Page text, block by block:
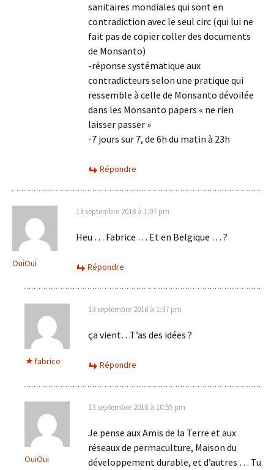
sanitaires mondiales qui sont en
contradiction avec le seul circ (qui lui ne
fait pas de copier coller des documents
de Monsanto)
-réponse systématique aux
contradicteurs selon une pratique qui
ressemble à celle de Monsanto dévoilée
dans les Monsanto papers « ne rien
laisser passer »
-7 jours sur 7, de 6h du matin à 23h
Répondre
OuiOui
13 septembre 2018 à 1:07 pm
Heu … Fabrice … Et en Belgique … ?
Répondre
fabrice
13 septembre 2018 à 1:37 pm
ça vient…T’as des idées ?
Répondre
OuiOui
13 septembre 2018 à 10:55 pm
Je pense aux Amis de la Terre et aux
réseaux de permaculture, Maison du
développement durable, et d’autres … Tu